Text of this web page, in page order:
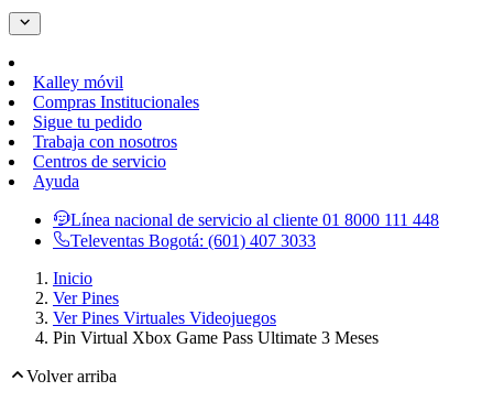
Kalley móvil
Compras Institucionales
Sigue tu pedido
Trabaja con nosotros
Centros de servicio
Ayuda
Línea nacional de servicio al cliente 01 8000 111 448
Televentas Bogotá: (601) 407 3033
Inicio
Ver Pines
Ver Pines Virtuales Videojuegos
Pin Virtual Xbox Game Pass Ultimate 3 Meses
Volver arriba